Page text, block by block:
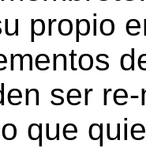
propio
ser
que